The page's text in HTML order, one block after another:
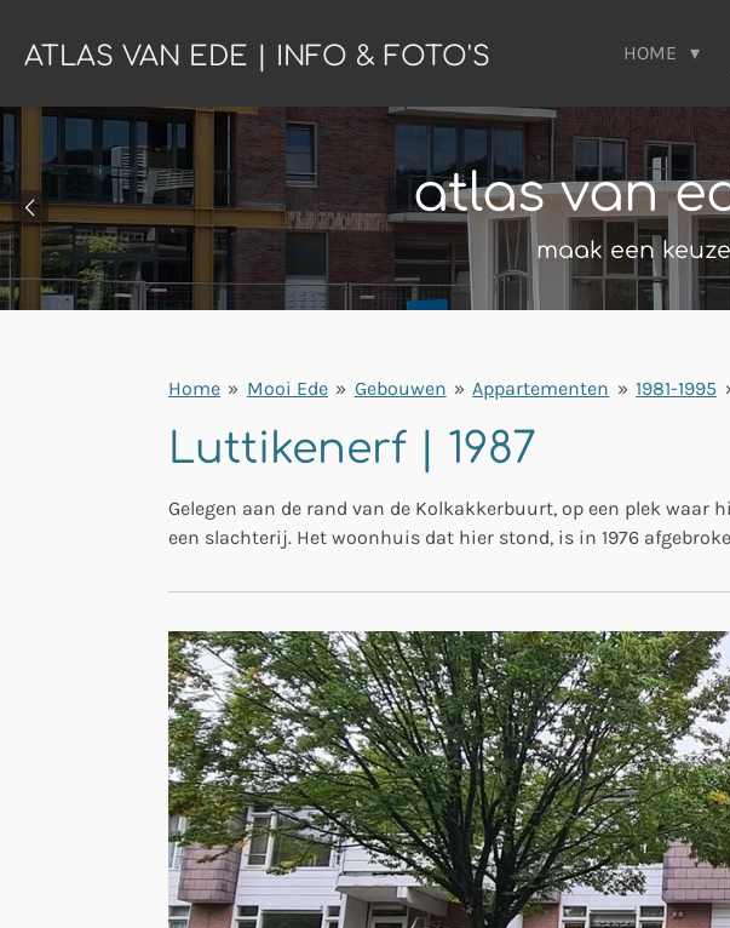
direct
de
hoofdinhoud
ATLAS VAN EDE | INFO & FOTO'S HOME
atlas van
maak een
Home » Mooi Ede » Gebouwen » Appartementen » 1981-1995
Luttikenerf | 1987
Gelegen aan de rand van de Kolkakkerbuurt, op een plek
een slachterij. Het woonhuis dat hier stond, is in 1976